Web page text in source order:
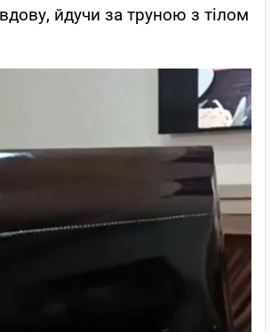
йдучи за труною з тілом